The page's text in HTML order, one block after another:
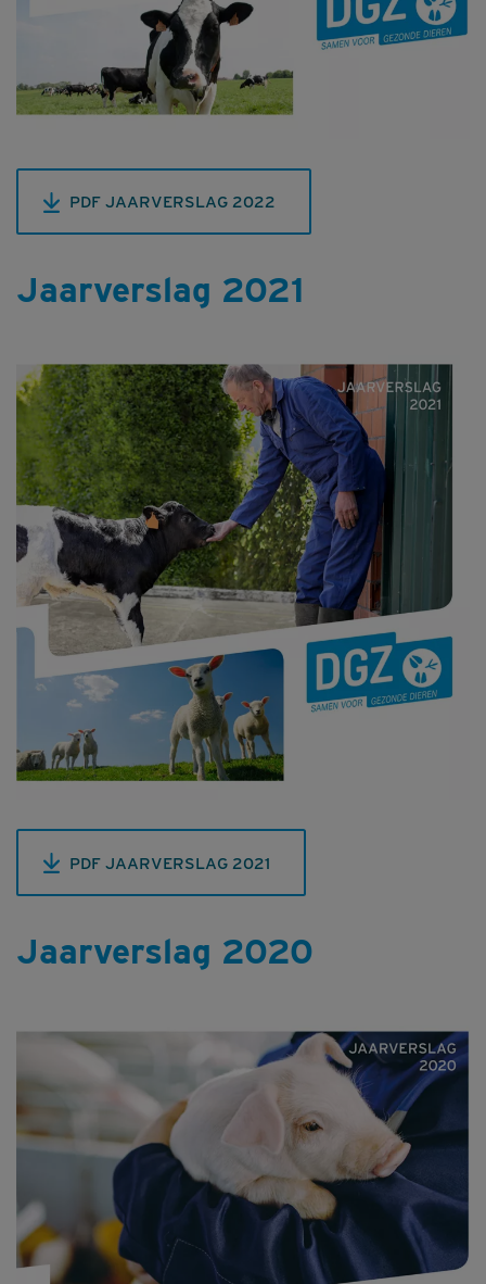
PDF JAARVERSLAG 2022
Jaarverslag 2021
PDF JAARVERSLAG 2021
Jaarverslag 2020